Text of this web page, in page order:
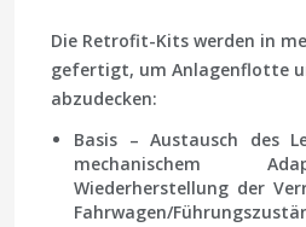
Die Retrofit-Kits werden in
gefertigt, um Anlagenflotte
abzudecken:
Basis– Austausch des
mechanischem
Wiederherstellung der
Fahrwagen/